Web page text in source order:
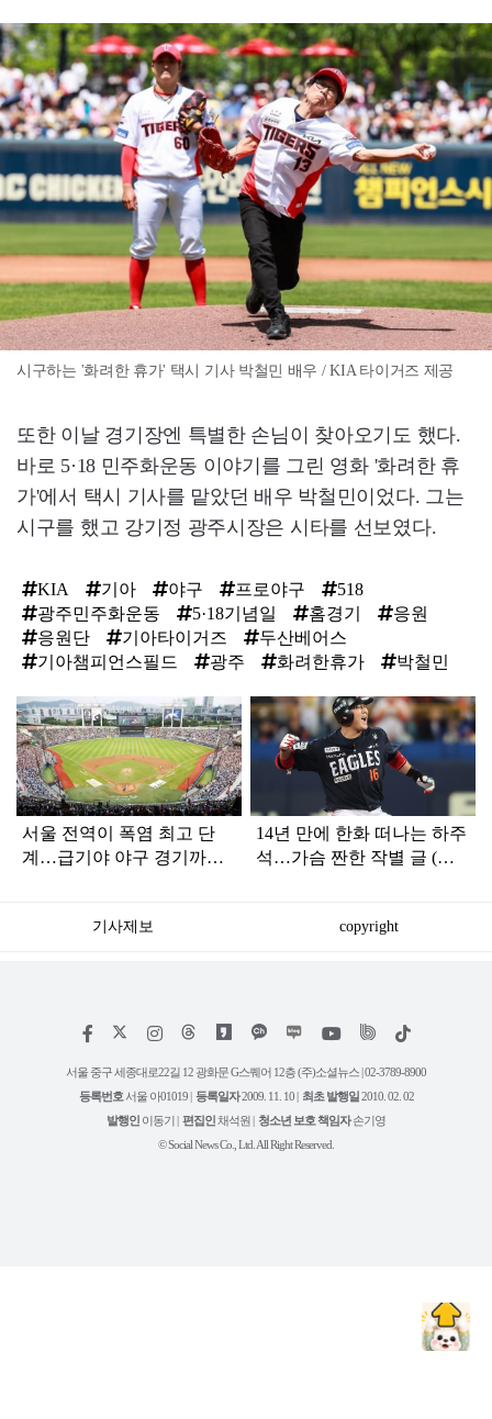
시구하는 '화려한 휴가' 택시 기사 박철민 배우 / KIA 타이거즈 제공
또한 이날 경기장엔 특별한 손님이 찾아오기도 했다.
바로 5·18 민주화운동 이야기를 그린 영화 '화려한 휴
가'에서 택시 기사를 맡았던 배우 박철민이었다. 그는
시구를 했고 강기정 광주시장은 시타를 선보였다.
KIA 기아 야구 프로야구
518
광주민주화운동
5·18기념일 홈경기
응원
응원단
기아타이거즈
두산베어스
기아챔피언스필드
광주 화려한휴가 박철민
탑
라
인
서울 전역이 폭염 최고 단
계…급기야 야구 경기까지
14년 만에 한화 떠나는 하주
석…가슴 짠한 작별 글 (전
기사제보 copyright
페
스
인
타
램
위
트
유
튜
틱
서울 중구 세종대로22길 12 광화문 G스퀘어 12층 (주)소셜뉴스 | 02-3789-8900
등록번호 서울 아01019 | 등록일자2009. 11. 10 | 최초 발행일2010. 02. 02
발행인 이동기 | 편집인채석원 | 청소년 보호 책임자손기영
© Social News Co., Ltd. All Right Reserved.